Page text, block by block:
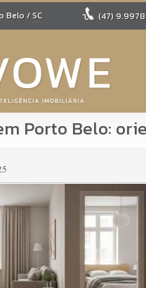
Belo /SC (47)
Porto Belo: